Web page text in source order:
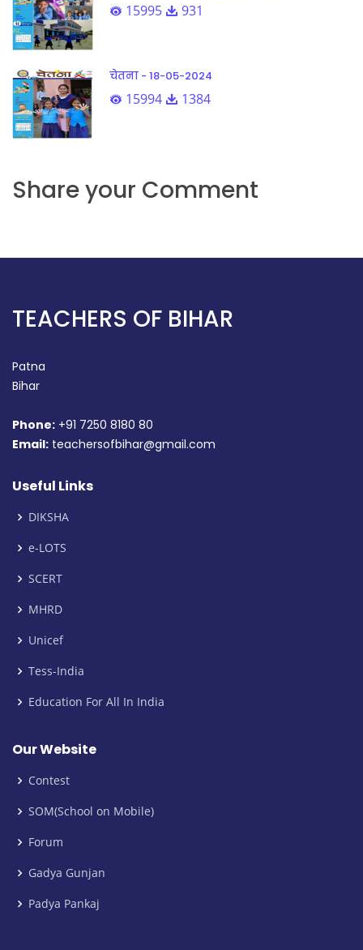
15995 931
चेतना - 18-05-2024
15994 1384
Share your Comment
TEACHERS OF BIHAR
Patna
Bihar
Phone: +91 7250 8180 80
Email: teachersofbihar@gmail.com
Useful Links
DIKSHA
e-LOTS
SCERT
MHRD
Unicef
Tess-India
Education For All In India
Our Website
Contest
SOM(School on Mobile)
Forum
Gadya Gunjan
Padya Pankaj